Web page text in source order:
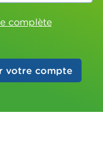
complète
votre compte